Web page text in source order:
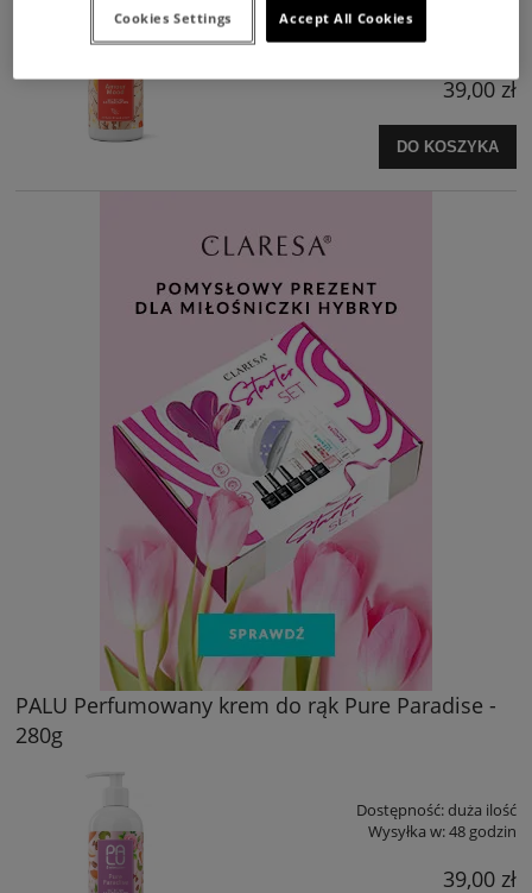
Dostępność:
Wysyłka w:
39,00 zł
DO KOSZYKA
PALU Perfumowany krem do rąk Pure Paradise -
280g
Dostępność:duża ilość
Wysyłka w:48 godzin
39,00 zł
Accept All Cookies
Cookies Settings